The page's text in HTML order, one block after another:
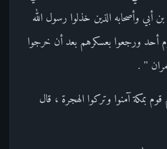
بن أبي وأصحابه الذين خذلوا رسول الله
أحد ورجعوا بعسكرهم بعد أن خرجوا
" .
بمكة آمنوا وتركوا الهجرة ، قال